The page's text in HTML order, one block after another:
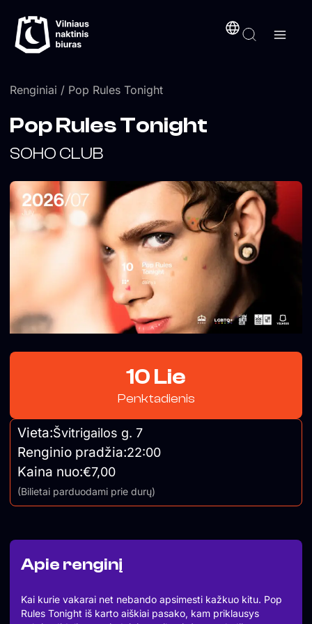
prie
turinio
Renginiai / Pop Rules Tonight
Apie renginį
Kai kurie vakarai net nebando apsimesti kažkuo kitu. Pop
Rules Tonight iš karto aiškiai pasako, kam priklausys
Pop Rules Tonight
SOHO CLUB
10 Lie
Penktadienis
Vieta:Švitrigailos g. 7
Renginio pradžia:22:00
Kaina nuo:€7,00
(Bilietai parduodami prie durų)